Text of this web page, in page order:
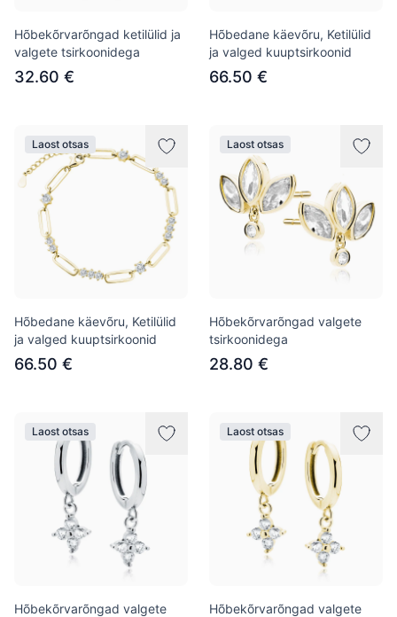
Hõbekõrvarõngad ketilülid ja
valgete tsirkoonidega
32.60 €
Hõbedane käevõru, Ketilülid
ja valged kuuptsirkoonid
66.50 €
Laost otsas
Hõbedane käevõru, Ketilülid
ja valged kuuptsirkoonid
66.50 €
Laost otsas
Hõbekõrvarõngad valgete
tsirkoonidega
28.80 €
Laost otsas
Hõbekõrvarõngad valgete
Laost otsas
Hõbekõrvarõngad valgete